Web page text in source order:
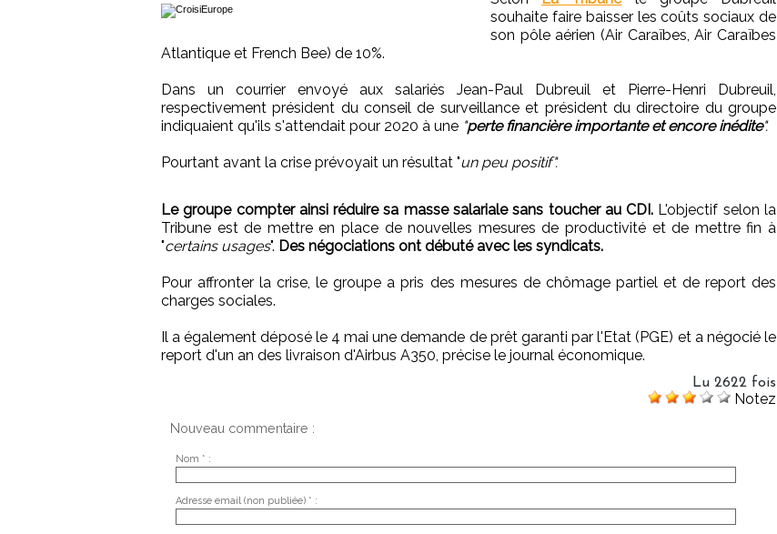
souhaite faire baisser les coûts sociaux de
son pôle aérien (Air Caraïbes, Air Caraïbes
Atlantique et French Bee) de 10%.
Dans un courrier envoyé aux salariés Jean-Paul Dubreuil et Pierre-Henri Dubreuil,
respectivement président du conseil de surveillance et président du directoire du groupe
indiquaient qu'ils s'attendait pour 2020 à une "perte financière importante et encore inédite".
Pourtant avant la crise prévoyait un résultat "un peu positif".
Le groupe compter ainsi réduire sa masse salariale sans toucher au CDI. L'objectif selon la
Tribune est de mettre en place de nouvelles mesures de productivité et de mettre fin à
"certains usages". Des négociations ont débuté avec les syndicats.
Pour affronter la crise, le groupe a pris des mesures de chômage partiel et de report des
charges sociales.
Il a également déposé le 4 mai une demande de prêt garanti par l'Etat (PGE) et a négocié le
report d'un an des livraison d'Airbus A350, précise le journal économique.
Lu 2622 fois
Notez
Nouveau commentaire :
Nom * :
Adresse email (non publiée) * :